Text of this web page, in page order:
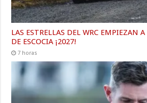
LAS ESTRELLAS DEL WRC EMPIEZAN A
DE ESCOCIA ¡2027!
7 horas